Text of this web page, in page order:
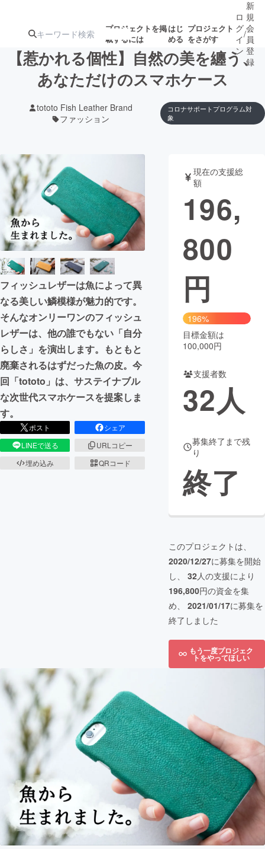
プロジェクトを掲
載するには
はじ
める
プロジェクト
をさがす
ジェクト
ターン
ジェクト
募集終了が近いプ
ロジェクト
もうすぐ公開
されます
テクノロジー・ガジェット
映像・映画 書籍・雑誌
ビジネス・起業 チャレンジ
まちづくり・地域活性化
CAMPFIRE for Social Good
CAMPFIRE Creation
CAMPFIREふるさと納税
コミュニティ
ロ
グ
イ
ン
/
新
規
会
員
登
録
【惹かれる個性】自然の美を纏う、
あなただけのスマホケース
tototo Fish Leather Brand
ファッション
コロナサポートプログラム対
象
フィッシュレザーは魚によって異
なる美しい鱗模様が魅力的です。
そんなオンリーワンのフィッシュ
レザーは、他の誰でもない「自分
らしさ」を演出します。もともと
廃棄されるはずだった魚の皮。今
回「tototo」は、サステイナブル
な次世代スマホケースを提案しま
す。
ポスト
シェア
LINEで送る
URLコピー
埋め込み
QRコード
現在の支援総
額
196,
800
円
196%
目標金額は
100,000円
支援者数
32人
募集終了まで残
り
終了
このプロジェクトは、
2020/12/27に募集を開始
し、 32人の支援により
196,800円の資金を集
め、 2021/01/17に募集を
終了しました
もう一度プロジェク
トをやってほしい